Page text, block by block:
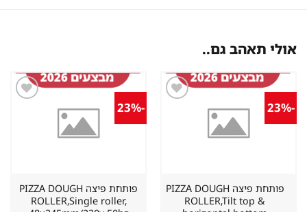
אולי תאהב גם..
פותחת פיצה PIZZA DOUGH
ROLLER,Tilt top &
פותחת פיצה PIZZA DOUGH
ROLLER,Single roller,